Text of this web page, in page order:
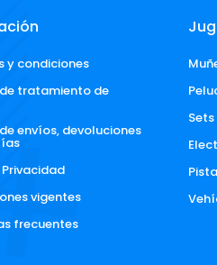
y condiciones
tratamiento de
envíos, devoluciones
vigentes
frecuentes